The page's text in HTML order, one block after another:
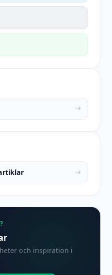
och inspiration i